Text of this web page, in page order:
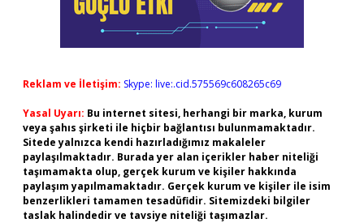
Reklam ve İletişim: Skype: live:.cid.575569c608265c69
Yasal Uyarı: Bu internet sitesi, herhangi bir marka, kurum
veya şahıs şirketi ile hiçbir bağlantısı bulunmamaktadır.
Sitede yalnızca kendi hazırladığımız makaleler
paylaşılmaktadır. Burada yer alan içerikler haber niteliği
taşımamakta olup, gerçek kurum ve kişiler hakkında
paylaşım yapılmamaktadır. Gerçek kurum ve kişiler ile isim
benzerlikleri tamamen tesadüfidir. Sitemizdeki bilgiler
taslak halindedir ve tavsiye niteliği taşımazlar.